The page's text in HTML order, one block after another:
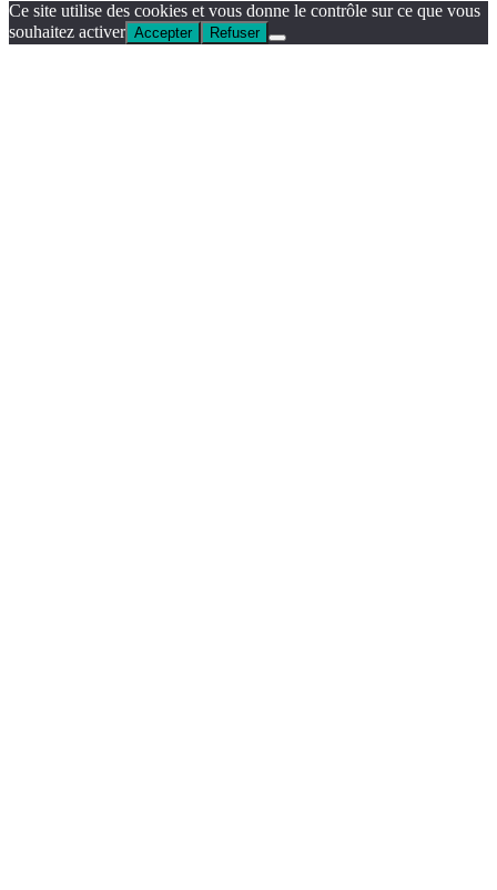
Ce site utilise des cookies et vous donne le contrôle sur ce que vous
souhaitez activer Accepter Refuser